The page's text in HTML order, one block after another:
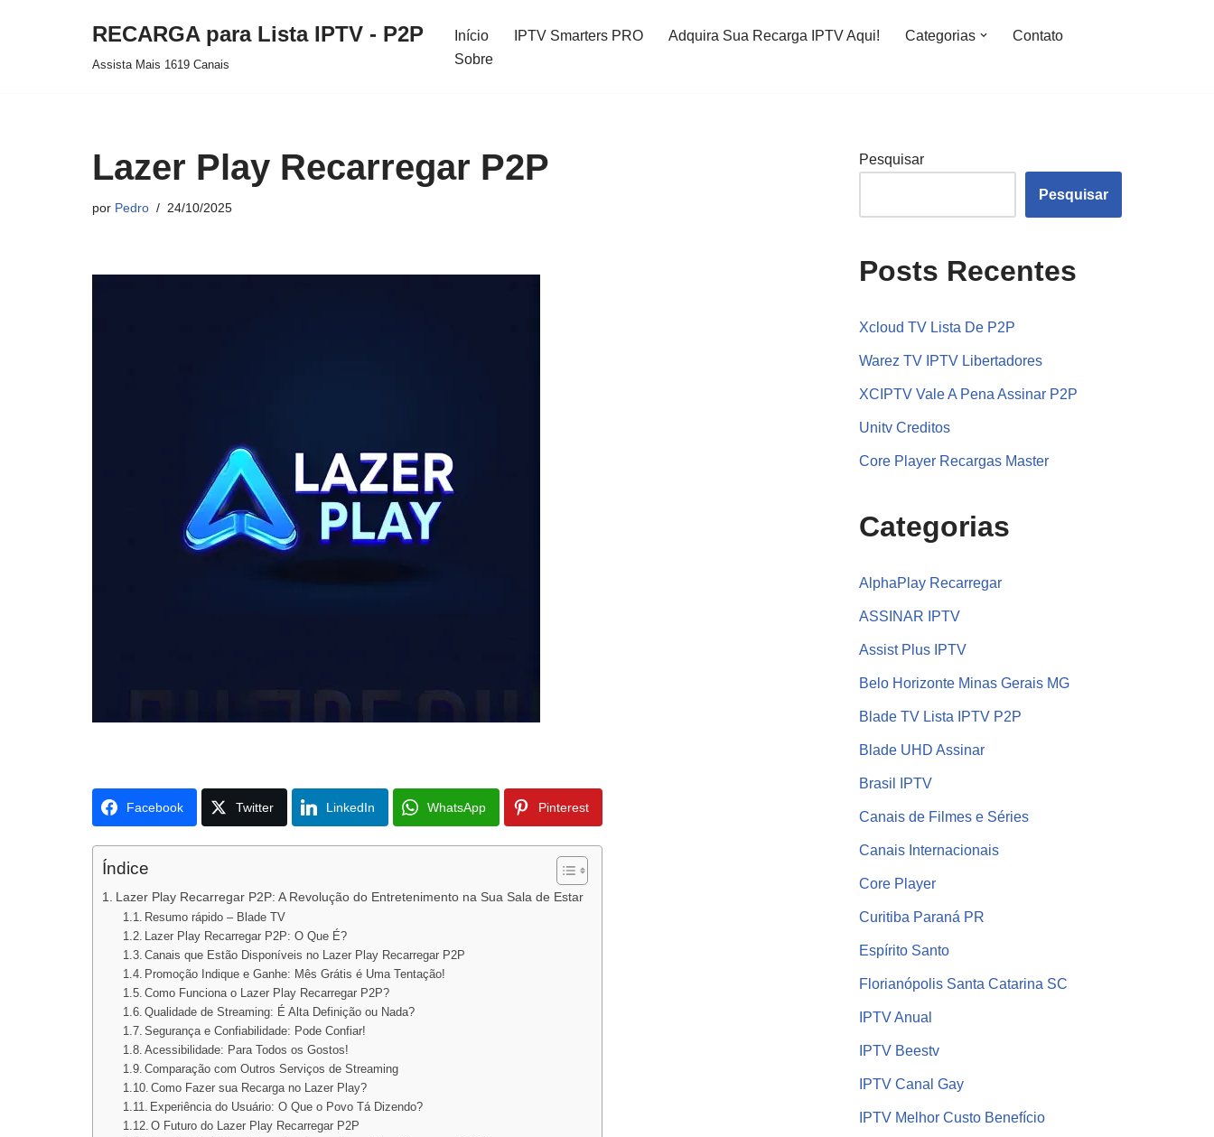
RECARGA para Lista IPTV - P2P
Assista Mais 1619 Canais
Início IPTV Smarters PRO Adquira Sua Recarga IPTV Aqui! Categorias
Contato
Sobre
Lazer Play Recarregar P2P
por Pedro 24/10/2025
Facebook Twitter LinkedIn WhatsApp Pinterest
Índice
Lazer Play Recarregar P2P: A Revolução do Entretenimento na Sua Sala de Estar
Resumo rápido – Blade TV
Lazer Play Recarregar P2P: O Que É?
Canais que Estão Disponíveis no Lazer Play Recarregar P2P
Promoção Indique e Ganhe: Mês Grátis é Uma Tentação!
Como Funciona o Lazer Play Recarregar P2P?
Qualidade de Streaming: É Alta Definição ou Nada?
Segurança e Confiabilidade: Pode Confiar!
Acessibilidade: Para Todos os Gostos!
Comparação com Outros Serviços de Streaming
Como Fazer sua Recarga no Lazer Play?
Experiência do Usuário: O Que o Povo Tá Dizendo?
O Futuro do Lazer Play Recarregar P2P
Pesquisar
Pesquisar
Posts Recentes
Xcloud TV Lista De P2P
Warez TV IPTV Libertadores
XCIPTV Vale A Pena Assinar P2P
Unitv Creditos
Core Player Recargas Master
Categorias
AlphaPlay Recarregar
ASSINAR IPTV
Assist Plus IPTV
Belo Horizonte Minas Gerais MG
Blade TV Lista IPTV P2P
Blade UHD Assinar
Brasil IPTV
Canais de Filmes e Séries
Canais Internacionais
Core Player
Curitiba Paraná PR
Espírito Santo
Florianópolis Santa Catarina SC
IPTV Anual
IPTV Beestv
IPTV Canal Gay
IPTV Melhor Custo Benefício